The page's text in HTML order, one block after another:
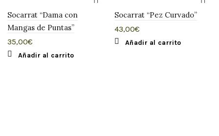
Socarrat “Dama con
Mangas de Puntas”
35,00€
Añadir al carrito
Socarrat “Pez Curvado”
43,00€
Añadir al carrito